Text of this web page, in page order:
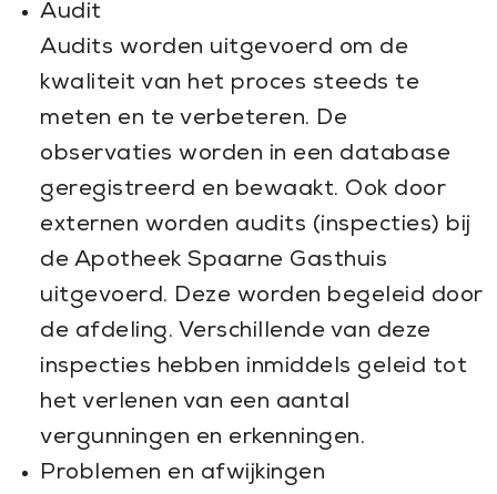
Audit
Audits worden uitgevoerd om de
kwaliteit van het proces steeds te
meten en te verbeteren. De
observaties worden in een database
geregistreerd en bewaakt. Ook door
externen worden audits (inspecties) bij
de Apotheek Spaarne Gasthuis
uitgevoerd. Deze worden begeleid door
de afdeling. Verschillende van deze
inspecties hebben inmiddels geleid tot
het verlenen van een aantal
vergunningen en erkenningen.
Problemen en afwijkingen